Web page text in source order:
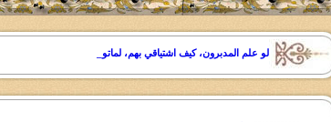
لو علم المدبرون، کيف اشتياقي بهم، لماتو شوقا"